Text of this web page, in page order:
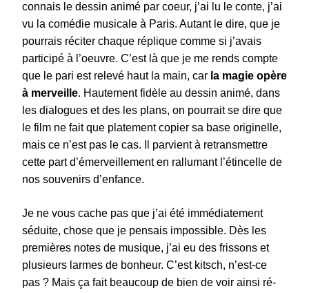
connais le dessin animé par coeur, j’ai lu le conte, j’ai
vu la comédie musicale à Paris. Autant le dire, que je
pourrais réciter chaque réplique comme si j’avais
participé à l’oeuvre. C’est là que je me rends compte
que le pari est relevé haut la main, car la magie opère
à merveille. Hautement fidèle au dessin animé, dans
les dialogues et des les plans, on pourrait se dire que
le film ne fait que platement copier sa base originelle,
mais ce n’est pas le cas. Il parvient à retransmettre
cette part d’émerveillement en rallumant l’étincelle de
nos souvenirs d’enfance.
Je ne vous cache pas que j’ai été immédiatement
séduite, chose que je pensais impossible. Dès les
premières notes de musique, j’ai eu des frissons et
plusieurs larmes de bonheur. C’est kitsch, n’est-ce
pas ? Mais ça fait beaucoup de bien de voir ainsi ré-